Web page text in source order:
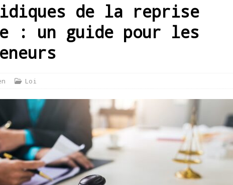
de la reprise
: un guide pour les
Loi